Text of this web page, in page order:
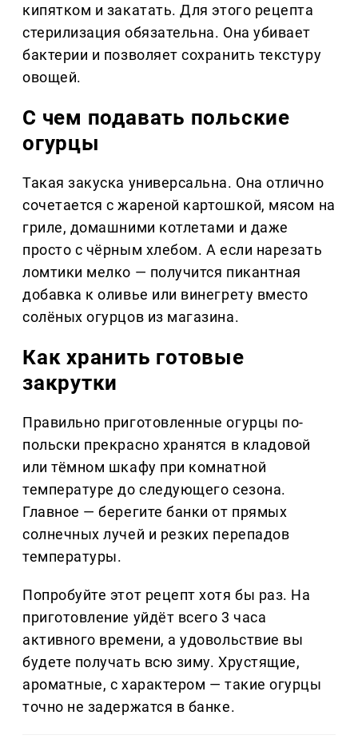
кипятком и закатать. Для этого рецепта
стерилизация обязательна. Она убивает
бактерии и позволяет сохранить текстуру
овощей.
С чем подавать польские
огурцы
Такая закуска универсальна. Она отлично
сочетается с жареной картошкой, мясом на
гриле, домашними котлетами и даже
просто с чёрным хлебом. А если нарезать
ломтики мелко — получится пикантная
добавка к оливье или винегрету вместо
солёных огурцов из магазина.
Как хранить готовые
закрутки
Правильно приготовленные огурцы по-
польски прекрасно хранятся в кладовой
или тёмном шкафу при комнатной
температуре до следующего сезона.
Главное — берегите банки от прямых
солнечных лучей и резких перепадов
температуры.
Попробуйте этот рецепт хотя бы раз. На
приготовление уйдёт всего 3 часа
активного времени, а удовольствие вы
будете получать всю зиму. Хрустящие,
ароматные, с характером — такие огурцы
точно не задержатся в банке.